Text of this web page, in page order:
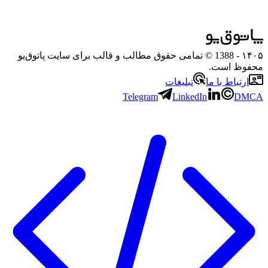
۱۴۰۵
- 1388 © تمامی حقوق مطالب و قالب برای سایت پاتوق‌یو
محفوظ است.
ارتباط با ما
تبلیغات
Telegram
LinkedIn DMCA